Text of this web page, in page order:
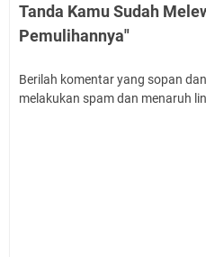
Tanda Kamu Sudah
Pemulihannya"
Berilah komentar yang sopan
melakukan spam dan menaruh